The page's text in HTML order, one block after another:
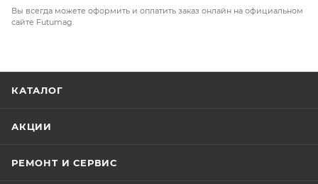
Вы всегда можете оформить и оплатить заказ онлайн на официальном
сайте Futumag.
КАТАЛОГ
АКЦИИ
РЕМОНТ И СЕРВИС